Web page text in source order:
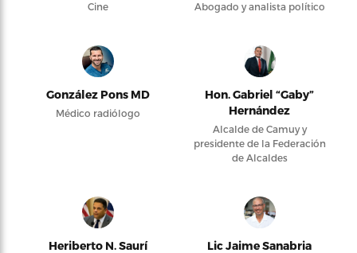
Cine Abogado y analista político
González Pons MD
Médico radiólogo
Hon. Gabriel “Gaby”
Hernández
Alcalde de Camuy y
presidente de la Federación
de Alcaldes
Heriberto N. Saurí Lic Jaime Sanabria